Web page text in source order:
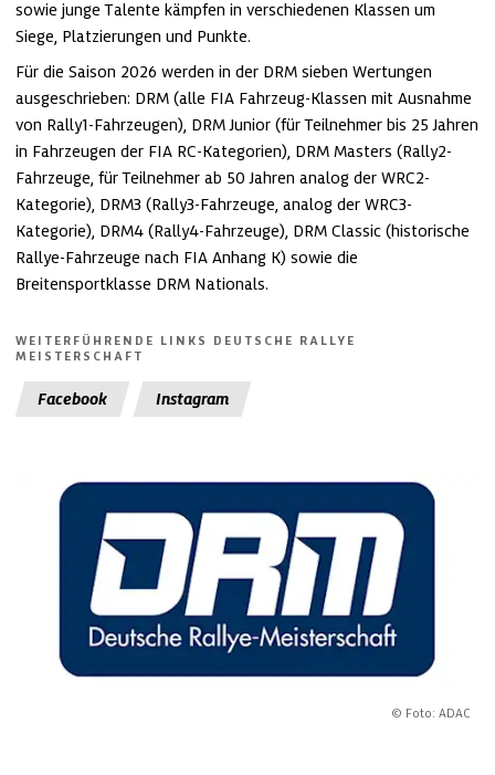
sowie junge Talente kämpfen in verschiedenen Klassen um
Siege, Platzierungen und Punkte.
Für die Saison 2026 werden in der DRM sieben Wertungen
ausgeschrieben: DRM (alle FIA Fahrzeug-Klassen mit Ausnahme
von Rally1-Fahrzeugen), DRM Junior (für Teilnehmer bis 25 Jahren
in Fahrzeugen der FIA RC-Kategorien), DRM Masters (Rally2-
Fahrzeuge, für Teilnehmer ab 50 Jahren analog der WRC2-
Kategorie), DRM3 (Rally3-Fahrzeuge, analog der WRC3-
Kategorie), DRM4 (Rally4-Fahrzeuge), DRM Classic (historische
Rallye-Fahrzeuge nach FIA Anhang K) sowie die
Breitensportklasse DRM Nationals.
WEITERFÜHRENDE LINKS DEUTSCHE RALLYE
MEISTERSCHAFT
Facebook Instagram
© Foto: ADAC